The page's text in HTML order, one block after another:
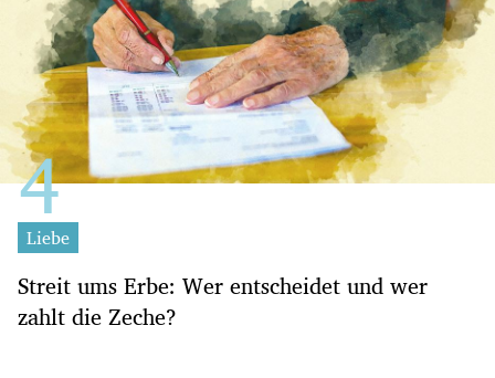
Liebe
Streit ums Erbe: Wer entscheidet und wer
zahlt die Zeche?